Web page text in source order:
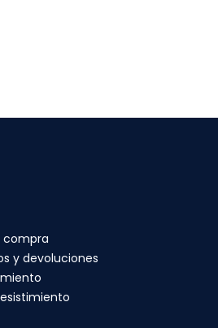
compra
y devoluciones